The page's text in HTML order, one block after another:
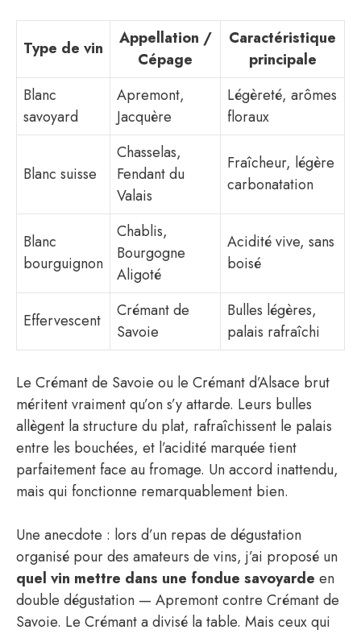
Type de vin
Appellation /
Cépage
Caractéristique
principale
Blanc
savoyard
Apremont,
Jacquère
Légèreté, arômes
floraux
Blanc suisse
Chasselas,
Fendant du
Valais
Fraîcheur, légère
carbonatation
Blanc
bourguignon
Chablis,
Bourgogne
Aligoté
Acidité vive, sans
boisé
Effervescent
Crémant de
Savoie
Bulles légères,
palais rafraîchi
Le Crémant de Savoie ou le Crémant d’Alsace brut
méritent vraiment qu’on s’y attarde. Leurs bulles
allègent la structure du plat, rafraîchissent le palais
entre les bouchées, et l’acidité marquée tient
parfaitement face au fromage. Un accord inattendu,
mais qui fonctionne remarquablement bien.
Une anecdote : lors d’un repas de dégustation
organisé pour des amateurs de vins, j’ai proposé un
quel vin mettre dans une fondue savoyarde en
double dégustation — Apremont contre Crémant de
Savoie. Le Crémant a divisé la table. Mais ceux qui